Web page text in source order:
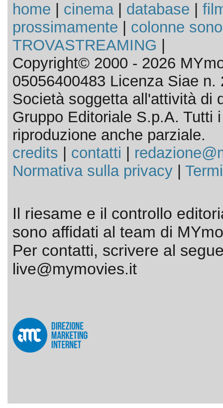
home cinema| database
prossimamente
colonne
TROVASTREAMING
Copyright© 2000 - 2026
05056400483 Licenza Siae n.
Società soggetta all'attività di
Gruppo Editoriale S.p.A. Tutti
riproduzione anche parziale.
credits
contatti
Normativa sulla privacy|
Il riesame e il controllo
sono affidati al team di
Per contatti, scrivere al
live@mymovies.it